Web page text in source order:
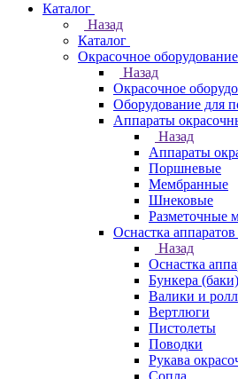
Каталог
Назад
Каталог
Окрасочное оборудование
Назад
Окрасочное
Оборудование для
Аппараты
Назад
Аппараты
Поршневые
Мембранные
Шнековые
Разметочные
Оснастка
Назад
Оснастка
Бункера (баки)
Валики и
Вертлюги
Пистолеты
Поводки
Рукава
Сопла